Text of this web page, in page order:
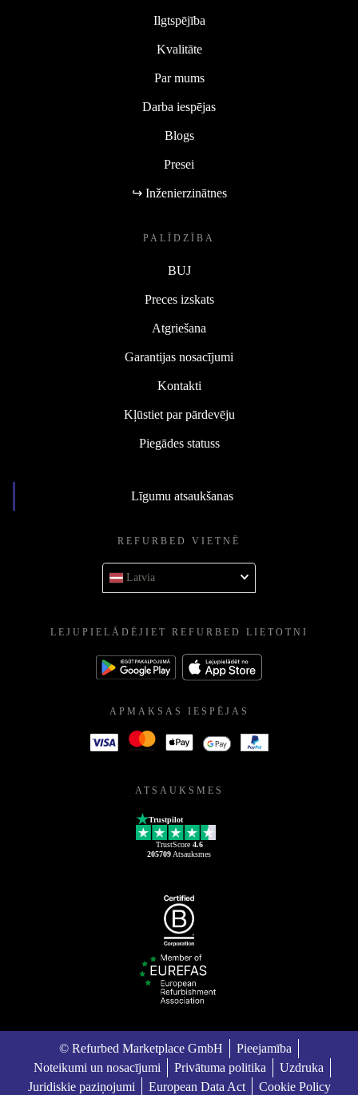
Ilgtspējība
Kvalitāte
Par mums
Darba iespējas
Blogs
Presei
↪ Inženierzinātnes
PALĪDZĪBA
BUJ
Preces izskats
Atgriešana
Garantijas nosacījumi
Kontakti
Kļūstiet par pārdevēju
Piegādes statuss
Līgumu atsaukšanas
REFURBED VIETNĒ
Latvia
LEJUPIELĀDĒJIET REFURBED LIETOTNI
APMAKSAS IESPĒJAS
ATSAUKSMES
Trustpilot
TrustScore 4.6
205709 Atsauksmes
© Refurbed Marketplace GmbH
Pieejamība
Noteikumi un nosacījumi
Privātuma politika
Uzdruka
Juridiskie paziņojumi
European Data Act Cookie Policy